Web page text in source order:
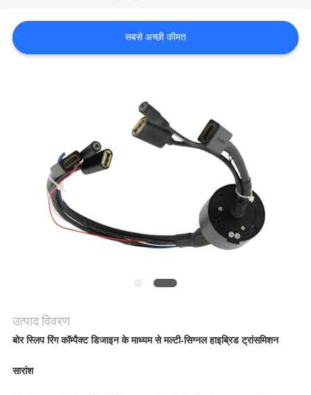
संपर्क
करें
PRIVACY
POLICY
सबसे अच्छी कीमत
उत्पाद विवरण
बोर स्लिप रिंग कॉम्पैक्ट डिजाइन के माध्यम से मल्टी-सिग्नल हाइब्रिड ट्रांसमिशन
सारांश